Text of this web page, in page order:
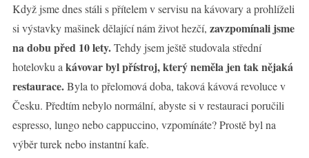
Když jsme dnes stáli s přítelem v servisu na kávovary a prohlíželi
si výstavky mašinek dělající nám život hezčí, zavzpomínali jsme
na dobu před 10 lety.Tehdy jsem ještě studovala střední
hotelovku a kávovar byl přístroj, který neměla jen tak nějaká
restaurace.Byla to přelomová doba, taková kávová revoluce v
Česku. Předtím nebylo normální, abyste si v restauraci poručili
espresso, lungo nebo cappuccino, vzpomínáte? Prostě byl na
výběr turek nebo instantní kafe.